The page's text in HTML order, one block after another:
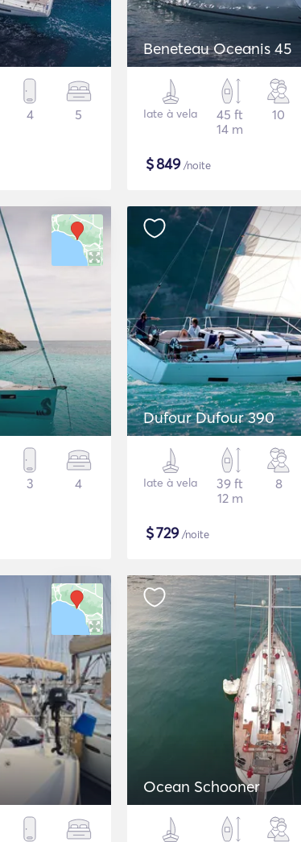
4 5
Beneteau Oceanis 45
Iate à vela
45 ft
14 m
10
$849/noite
3 4
Dufour Dufour 390
Iate à vela
39 ft
12 m
8
$729/noite
Ocean Schooner